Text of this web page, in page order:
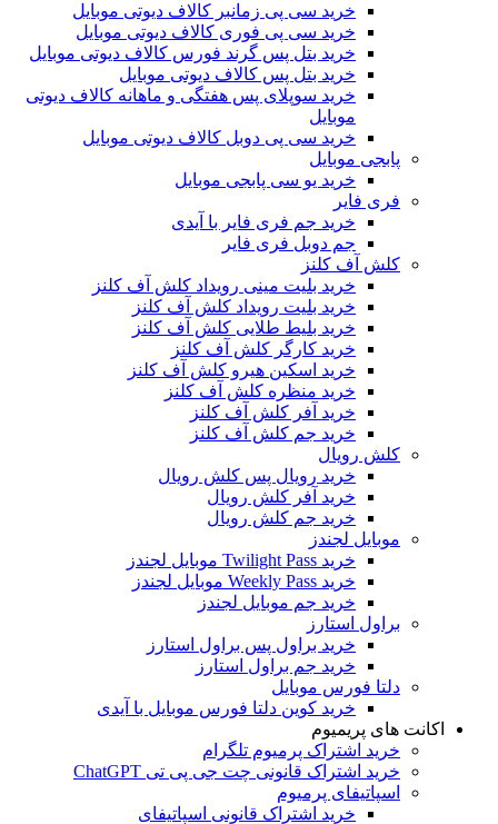
خرید سی پی زمانبر کالاف دیوتی موبایل
خرید سی پی فوری کالاف دیوتی موبایل
خرید بتل پس گرند فورس کالاف دیوتی موبایل
خرید بتل پس کالاف دیوتی موبایل
خرید سوپلای پس هفتگی و ماهانه کالاف دیوتی
موبایل
خرید سی پی دوبل کالاف دیوتی موبایل
پابجی موبایل
خرید یو سی پابجی موبایل
فری فایر
خرید جم فری فایر با آیدی
جم دوبل فری فایر
کلش آف کلنز
خرید بلیت مینی رویداد کلش آف کلنز
خرید بلیت رویداد کلش آف کلنز
خرید بلیط طلایی کلش آف کلنز
خرید کارگر کلش آف کلنز
خرید اسکین هیرو کلش آف کلنز
خرید منظره کلش آف کلنز
خرید آفر کلش آف کلنز
خرید جم کلش آف کلنز
کلش رویال
خرید رویال پس کلش رویال
خرید آفر کلش رویال
خرید جم کلش رویال
موبایل لجندز
خرید Twilight Pass موبایل لجندز
خرید Weekly Pass موبایل لجندز
خرید جم موبایل لجندز
براول استارز
خرید براول پس براول استارز
خرید جم براول استارز
دلتا فورس موبایل
خرید کوین دلتا فورس موبایل با آیدی
اکانت های پریمیوم
خرید اشتراک پرمیوم تلگرام
خرید اشتراک قانونی چت جی پی تی ChatGPT
اسپاتیفای پرمیوم
خرید اشتراک قانونی اسپاتیفای